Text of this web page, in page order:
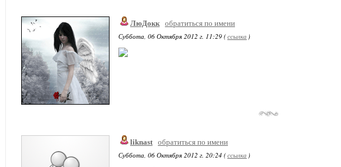
ЛюДокк обратиться по имени
Суббота, 06 Октября 2012 г. 11:29 (ссылка )
liknast обратиться по имени
Суббота, 06 Октября 2012 г. 20:24 (ссылка )